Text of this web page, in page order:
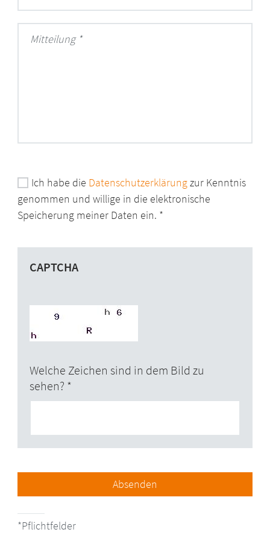
Mitteilung
Ich habe die Datenschutzerklärungzur Kenntnis
genommen und willige in die elektronische
Speicherung meiner Daten ein.
CAPTCHA
Welche Zeichen sind in dem Bild zu
sehen?
Absenden
Pflichtfelder